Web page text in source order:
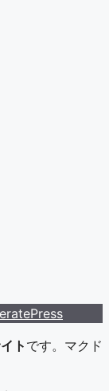
ト です。マクド